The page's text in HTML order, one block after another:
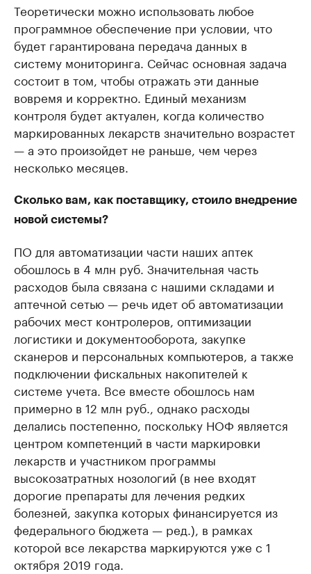
Теоретически можно использовать любое
программное обеспечение при условии, что
будет гарантирована передача данных в
систему мониторинга. Сейчас основная задача
состоит в том, чтобы отражать эти данные
вовремя и корректно. Единый механизм
контроля будет актуален, когда количество
маркированных лекарств значительно возрастет
— а это произойдет не раньше, чем через
несколько месяцев.
Сколько вам, как поставщику, стоило внедрение
новой системы?
ПО для автоматизации части наших аптек
обошлось в 4 млн руб. Значительная часть
расходов была связана с нашими складами и
аптечной сетью — речь идет об автоматизации
рабочих мест контролеров, оптимизации
логистики и документооборота, закупке
сканеров и персональных компьютеров, а также
подключении фискальных накопителей к
системе учета. Все вместе обошлось нам
примерно в 12 млн руб., однако расходы
делались постепенно, поскольку НОФ является
центром компетенций в части маркировки
лекарств и участником программы
высокозатратных нозологий (в нее входят
дорогие препараты для лечения редких
болезней, закупка которых финансируется из
федерального бюджета — ред.), в рамках
которой все лекарства маркируются уже с 1
октября 2019 года.